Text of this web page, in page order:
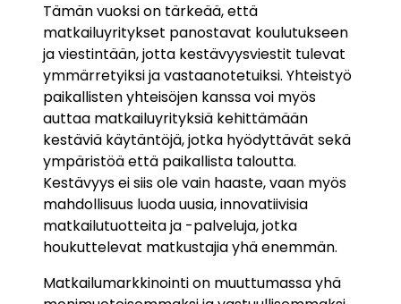
Tämän vuoksi on tärkeää, että
matkailuyritykset panostavat koulutukseen
ja viestintään, jotta kestävyysviestit tulevat
ymmärretyiksi ja vastaanotetuiksi. Yhteistyö
paikallisten yhteisöjen kanssa voi myös
auttaa matkailuyrityksiä kehittämään
kestäviä käytäntöjä, jotka hyödyttävät sekä
ympäristöä että paikallista taloutta.
Kestävyys ei siis ole vain haaste, vaan myös
mahdollisuus luoda uusia, innovatiivisia
matkailutuotteita ja -palveluja, jotka
houkuttelevat matkustajia yhä enemmän.
Matkailumarkkinointi on muuttumassa yhä